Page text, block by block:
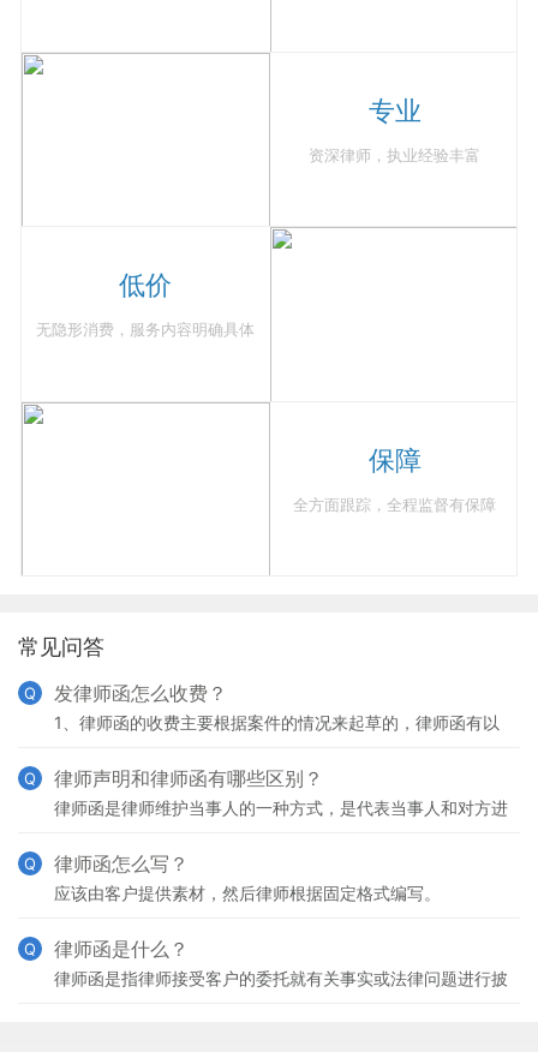
专业
资深律师，执业经验丰富
低价
无隐形消费，服务内容明确具体
保障
全方面跟踪，全程监督有保障
常见问答
发律师函怎么收费？
1、律师函的收费主要根据案件的情况来起草的，律师函有以
者使类似诉讼时效等引起中断；三是了解对方的态度等等，
Q
律师声明和律师函有哪些区别？
律师函是律师维护当事人的一种方式，是代表当事人和对方进
真实合法，有待斟酌，实际上滥用律师函，冒充律师发函，
Q
律师函怎么写？
应该由客户提供素材，然后律师根据固定格式编写。
Q
律师函是什么？
律师函是指律师接受客户的委托就有关事实或法律问题进行披
Q